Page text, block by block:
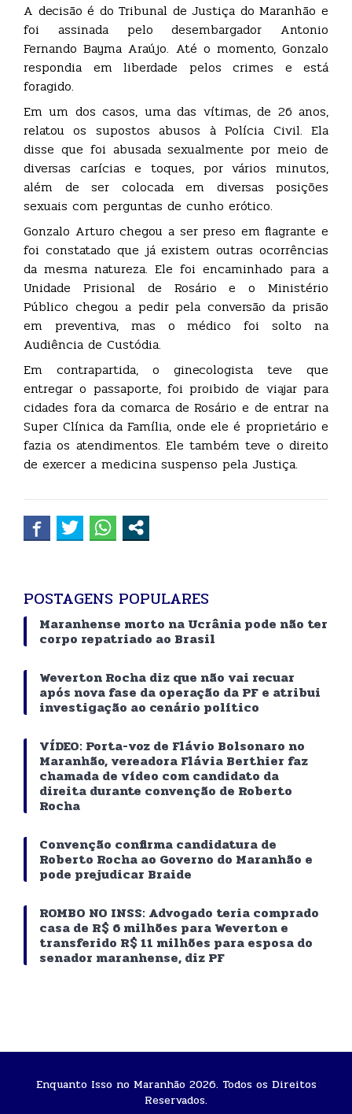
A decisão é do Tribunal de Justiça do Maranhão e
foi assinada pelo desembargador Antonio
Fernando Bayma Araújo. Até o momento, Gonzalo
respondia em liberdade pelos crimes e está
foragido.
Em um dos casos, uma das vítimas, de 26 anos,
relatou os supostos abusos à Polícia Civil. Ela
disse que foi abusada sexualmente por meio de
diversas carícias e toques, por vários minutos,
além de ser colocada em diversas posições
sexuais com perguntas de cunho erótico.
Gonzalo Arturo chegou a ser preso em flagrante e
foi constatado que já existem outras ocorrências
da mesma natureza. Ele foi encaminhado para a
Unidade Prisional de Rosário e o Ministério
Público chegou a pedir pela conversão da prisão
em preventiva, mas o médico foi solto na
Audiência de Custódia.
Em contrapartida, o ginecologista teve que
entregar o passaporte, foi proibido de viajar para
cidades fora da comarca de Rosário e de entrar na
Super Clínica da Família, onde ele é proprietário e
fazia os atendimentos. Ele também teve o direito
de exercer a medicina suspenso pela Justiça.
POSTAGENS POPULARES
Maranhense morto na Ucrânia pode não ter
corpo repatriado ao Brasil
Weverton Rocha diz que não vai recuar
após nova fase da operação da PF e atribui
investigação ao cenário político
VÍDEO: Porta-voz de Flávio Bolsonaro no
Maranhão, vereadora Flávia Berthier faz
chamada de vídeo com candidato da
direita durante convenção de Roberto
Rocha
Convenção confirma candidatura de
Roberto Rocha ao Governo do Maranhão e
pode prejudicar Braide
ROMBO NO INSS: Advogado teria comprado
casa de R$ 6 milhões para Weverton e
transferido R$ 11 milhões para esposa do
senador maranhense, diz PF
Enquanto Isso no Maranhão 2026. Todos os Direitos
Reservados.